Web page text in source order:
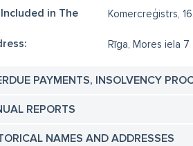
in The
Komercreģistrs,
Rīga, Mores iela 7
PAYMENTS, INSOLVENCY
REPORTS
NAMES AND ADDRESSES